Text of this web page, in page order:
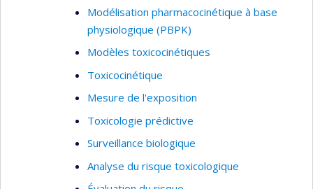
Modélisation pharmacocinétique à base
physiologique (PBPK)
Modèles toxicocinétiques
Toxicocinétique
Mesure de l'exposition
Toxicologie prédictive
Surveillance biologique
Analyse du risque toxicologique